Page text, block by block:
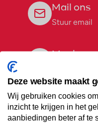
Mail ons
Stuur email
Maak
Offerte
Vraag
Deze website maakt
Wij gebruiken cookies
inzicht te krijgen in het
aanbiedingen beter af te